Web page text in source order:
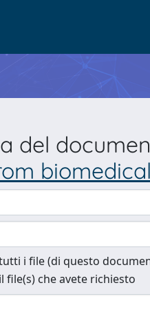
del
i file (di questo
il file(s) che avete richiesto